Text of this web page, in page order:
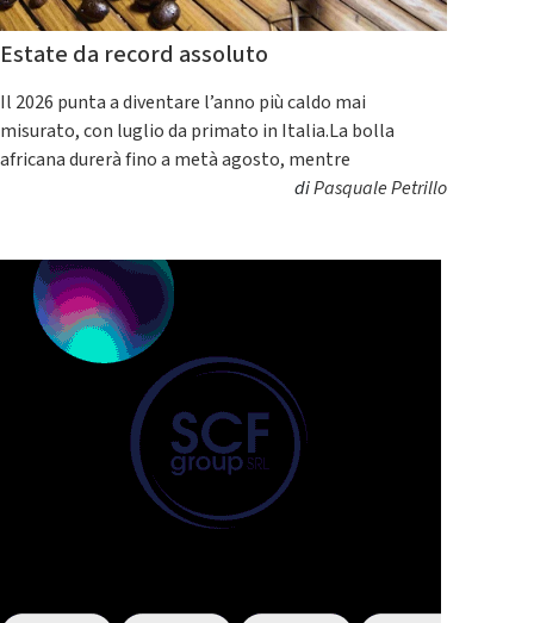
Estate da record assoluto
Il 2026 punta a diventare l’anno più caldo mai
misurato, con luglio da primato in Italia.La bolla
africana durerà fino a metà agosto, mentre
diPasquale Petrillo